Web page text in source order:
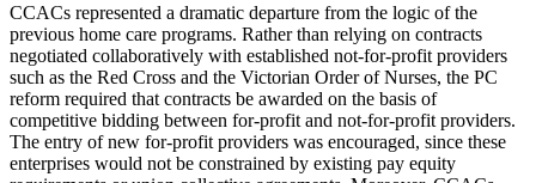
CCACs represented a dramatic departure from the logic of the
previous home care programs. Rather than relying on contracts
negotiated collaboratively with established not-for-profit providers
such as the Red Cross and the Victorian Order of Nurses, the PC
reform required that contracts be awarded on the basis of
competitive bidding between for-profit and not-for-profit providers.
The entry of new for-profit providers was encouraged, since these
enterprises would not be constrained by existing pay equity